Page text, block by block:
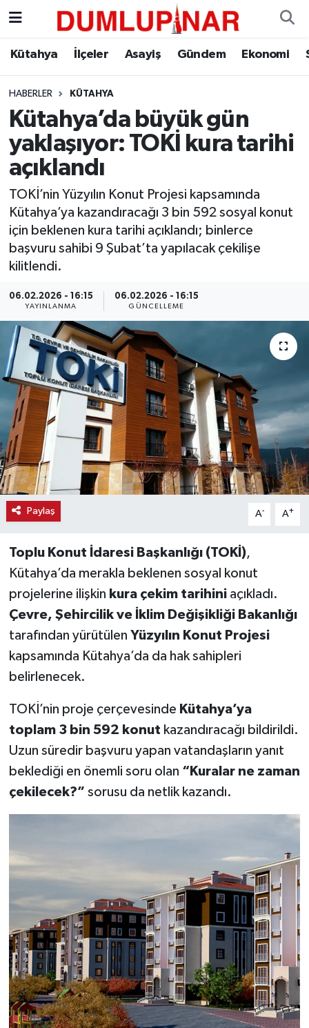
Kütahya İlçeler Asayiş Gündem Ekonomi
HABERLER KÜTAHYA
Kütahya’da büyük gün
yaklaşıyor: TOKİ kura tarihi
açıklandı
TOKİ’nin Yüzyılın Konut Projesi kapsamında
Kütahya’ya kazandıracağı 3 bin 592 sosyal konut
için beklenen kura tarihi açıklandı; binlerce
başvuru sahibi 9 Şubat’ta yapılacak çekilişe
kilitlendi.
06.02.2026 - 16:15
YAYINLANMA
06.02.2026 - 16:15
GÜNCELLEME
Paylaş A- A+
Toplu Konut İdaresi Başkanlığı (TOKİ),
Kütahya’da merakla beklenen sosyal konut
projelerine ilişkin kura çekim tarihiniaçıkladı.
Çevre, Şehircilik ve İklim Değişikliği Bakanlığı
tarafından yürütülen Yüzyılın Konut Projesi
kapsamında Kütahya’da da hak sahipleri
belirlenecek.
TOKİ’nin proje çerçevesinde Kütahya’ya
toplam 3 bin 592 konut kazandıracağı bildirildi.
Uzun süredir başvuru yapan vatandaşların yanıt
beklediği en önemli soru olan “Kuralar ne zaman
çekilecek?” sorusu da netlik kazandı.
Asayiş
Diğer
Dünya
Eğitim
Ekonomi
Eleman
Emlak
Gündem
Haber
Haber İlanlar
Kültür-Sanat
Magazin
Resmi İlanlar
Sağlık
Seri İlan
Siyaset
Spor
Teknoloji
Yaşam
Kütahya Hava Durumu
Kütahya Trafik Yoğunluk Haritası
Süper Lig Puan Durumu ve Fikstür
Tüm Manşetler
Son Dakika Haberleri
Haber Arşivi